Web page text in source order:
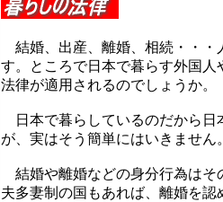
結婚、出産、離婚、相続・・・
す。ところで日本で暮らす外国
法律が適用されるのでしょうか。
日本で暮らしているのだから
が、実はそう簡単にはいきません
結婚や離婚などの身分行為はそ
夫多妻制の国もあれば、離婚を